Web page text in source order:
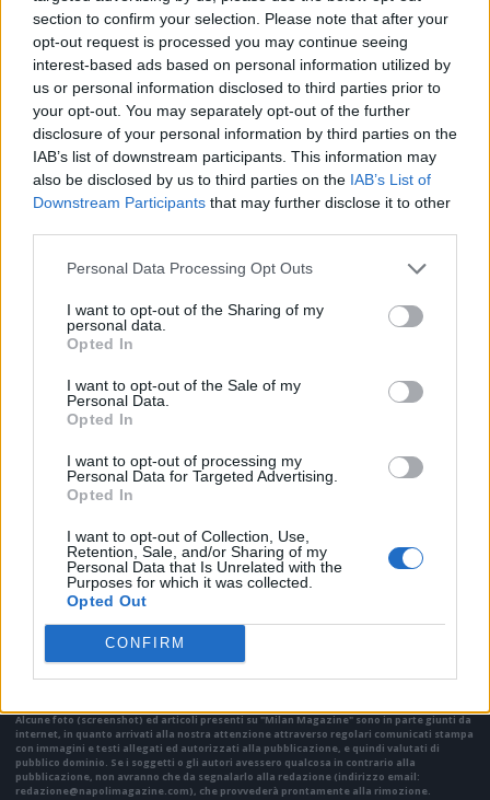
section to confirm your selection. Please note that after your
opt-out request is processed you may continue seeing
interest-based ads based on personal information utilized by
us or personal information disclosed to third parties prior to
your opt-out. You may separately opt-out of the further
disclosure of your personal information by third parties on the
IAB’s list of downstream participants. This information may
also be disclosed by us to third parties on the IAB’s List of
Downstream Participants that may further disclose it to other
Personal Data Processing Opt Outs
I want to opt-out of the Sharing of my
personal data.
Opted In
I want to opt-out of the Sale of my
Personal Data.
Opted In
I want to opt-out of processing my
Personal Data for Targeted Advertising.
Opted In
I want to opt-out of Collection, Use,
Retention, Sale, and/or Sharing of my
Personal Data that Is Unrelated with the
Purposes for which it was collected.
Opted Out
CONFIRM
Altrimenti è tutto assolutamente bloccato. Anche la risoluzione
del contratto, per esempio, di Allegri con il Milan, perché poi
possa firmare con il Napoli, da quanto so è bloccata perché
non c'è un referente con cui andare a definire questa
risoluzione. L'operatività e l'ordinaria amministrazione le sta
gestendo Calvelli, che però non è un uomo di calcio. Servono
quindi uomini di calcio affinché il Milan possa andare avanti in
tutte quelle che sono le dinamiche indispensabili per poter
iniziare una stagione sportiva, non solo a livello di mercato".
VAI ALLA VERSIONE CLASSICA
Alcune foto (screenshot) ed articoli presenti su "Milan Magazine" sono in parte giunti da
internet, in quanto arrivati alla nostra attenzione attraverso regolari comunicati stampa
con immagini e testi allegati ed autorizzati alla pubblicazione, e quindi valutati di
pubblico dominio. Se i soggetti o gli autori avessero qualcosa in contrario alla
pubblicazione, non avranno che da segnalarlo alla redazione (indirizzo email:
redazione@napolimagazine.com), che provvederà prontamente alla rimozione.